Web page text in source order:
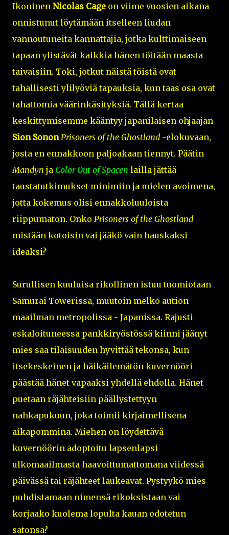
Ikoninen Nicolas Cage on viime vuosien aikana
onnistunut löytämään itselleen liudan
vannoutuneita kannattajia, jotka kulttimaiseen
tapaan ylistävät kaikkia hänen töitään maasta
taivaisiin. Toki, jotkut näistä töistä ovat
tahallisesti ylilyöviä tapauksia, kun taas osa ovat
tahattomia väärinkäsityksiä. Tällä kertaa
keskittymisemme kääntyy japanilaisen ohjaajan
Sion Sonon Prisoners of the Ghostland -elokuvaan,
josta en ennakkoon paljoakaan tiennyt. Päätin
Mandyn ja Color Out of Spacen lailla jättää
taustatutkimukset minimiin ja mielen avoimena,
jotta kokemus olisi ennakkoluuloista
riippumaton. Onko Prisoners of the Ghostland
mistään kotoisin vai jääkö vain hauskaksi
ideaksi?
Surullisen kuuluisa rikollinen istuu tuomiotaan
Samurai Towerissa, muutoin melko aution
maailman metropolissa - Japanissa. Rajusti
eskaloituneessa pankkiryöstössä kiinni jäänyt
mies saa tilaisuuden hyvittää tekonsa, kun
itsekeskeinen ja häikäilemätön kuvernööri
päästää hänet vapaaksi yhdellä ehdolla. Hänet
puetaan räjähteisiin päällystettyyn
nahkapukuun, joka toimii kirjaimellisena
aikapommina. Miehen on löydettävä
kuvernöörin adoptoitu lapsenlapsi
ulkomaailmasta haavoittumattomana viidessä
päivässä tai räjähteet laukeavat. Pystyykö mies
puhdistamaan nimensä rikoksistaan vai
korjaako kuolema lopulta kauan odotetun
satonsa?